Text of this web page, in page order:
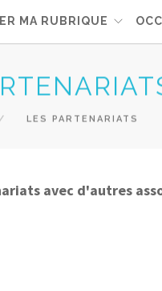
MA RUBRIQUE
LES PARTENARIATS
avec d'autres